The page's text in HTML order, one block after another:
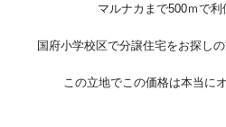
マルナカまで500ｍで
国府小学校区で分譲住宅をお探し
この立地でこの価格は本当に